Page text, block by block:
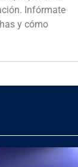
Infórmate
y cómo